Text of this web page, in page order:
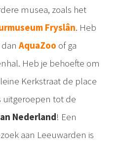
musea, zoals het
Fryslân. Heb
AquaZoo of ga
Heb je behoefte om
Kerkstraat de place
uitgeroepen tot de
Nederland! Een
aan Leeuwarden is